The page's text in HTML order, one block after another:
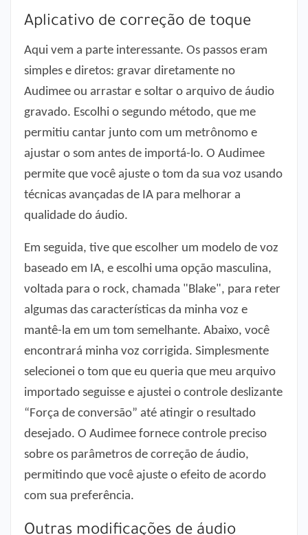
Aplicativo de correção de toque
​​​​​​Aqui vem a parte interessante. Os passos eram
simples e diretos: gravar diretamente no
Audimee ou arrastar e soltar o arquivo de áudio
gravado. Escolhi o segundo método, que me
permitiu cantar junto com um metrônomo e
ajustar o som antes de importá-lo. O Audimee
permite que você ajuste o tom da sua voz usando
técnicas avançadas de IA para melhorar a
qualidade do áudio.
Em seguida, tive que escolher um modelo de voz
baseado em IA, e escolhi uma opção masculina,
voltada para o rock, chamada "Blake", para reter
algumas das características da minha voz e
mantê-la em um tom semelhante. Abaixo, você
encontrará minha voz corrigida. Simplesmente
selecionei o tom que eu queria que meu arquivo
importado seguisse e ajustei o controle deslizante
“Força de conversão” até atingir o resultado
desejado. O Audimee fornece controle preciso
sobre os parâmetros de correção de áudio,
permitindo que você ajuste o efeito de acordo
com sua preferência.
Outras modificações de áudio